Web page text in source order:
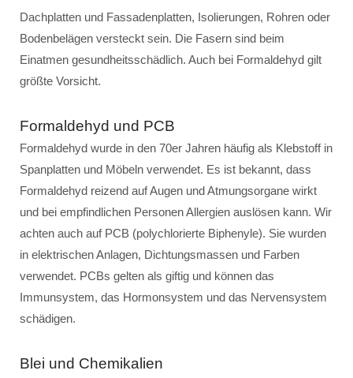
Dachplatten und Fassadenplatten, Isolierungen, Rohren oder
Bodenbelägen versteckt sein. Die Fasern sind beim
Einatmen gesundheitsschädlich. Auch bei Formaldehyd gilt
größte Vorsicht.
Formaldehyd und PCB
Formaldehyd wurde in den 70er Jahren häufig als Klebstoff in
Spanplatten und Möbeln verwendet. Es ist bekannt, dass
Formaldehyd reizend auf Augen und Atmungsorgane wirkt
und bei empfindlichen Personen Allergien auslösen kann. Wir
achten auch auf PCB (polychlorierte Biphenyle). Sie wurden
in elektrischen Anlagen, Dichtungsmassen und Farben
verwendet. PCBs gelten als giftig und können das
Immunsystem, das Hormonsystem und das Nervensystem
schädigen.
Blei und Chemikalien